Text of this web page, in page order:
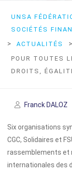
UNSA
SOCIÉTÉS
> ACTUALITÉS >
POUR TOUTES
DROITS,
Franck DALOZ
Six organisations
CGC, Solidaires et
rassemblements et
internationales des